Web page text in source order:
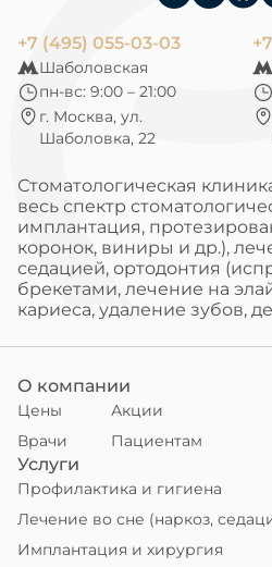
+7 (495) 055-03-03
Шаболовская
пн-вс: 9:00 – 21:00
г. Москва, ул.
Шаболовка, 22
Стоматологическая
весь спектр
имплантация,
коронок, виниры и др.),
седацией, ортодонтия
брекетами, лечение на
кариеса, удаление зубов,
О компании
Цены
Акции
Врачи
Пациентам
Услуги
Профилактика и гигиена
Лечение во сне (наркоз,
Имплантация и хирургия